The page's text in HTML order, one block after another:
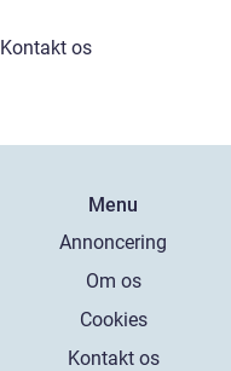
Kontakt os
Menu
Annoncering
Om os
Cookies
Kontakt os